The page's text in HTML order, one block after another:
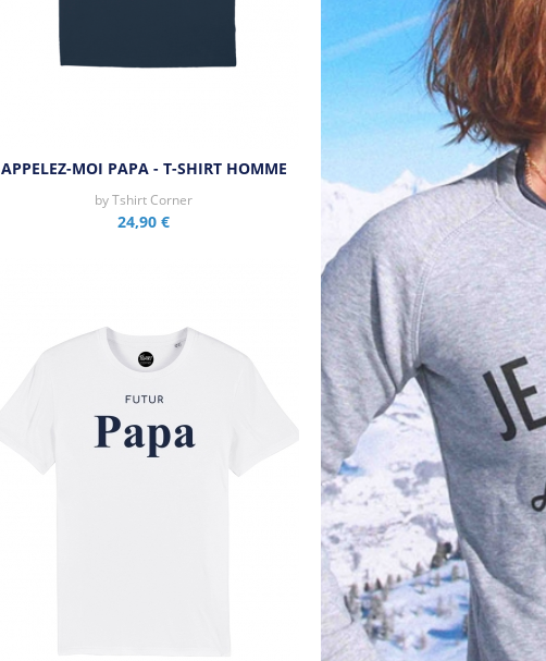
Aperçu rapide
APPELEZ-MOI PAPA - T-SHIRT HOMME
byTshirt Corner
24,90 €